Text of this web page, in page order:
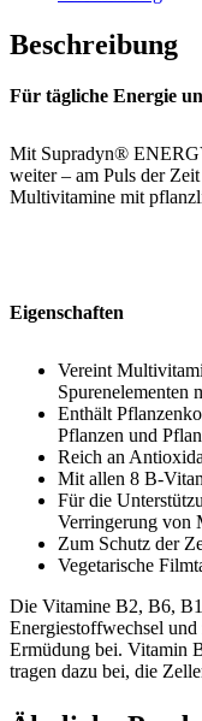
Beschreibung
Für tägliche Energie
Mit Supradyn®
weiter – am Puls der
Multivitamine mit
Eigenschaften
Vereint
Spurenelementen
Enthält
Pflanzen und
Reich an
Mit allen 8 B-
Für die
Verringerung von
Zum Schutz der
Vegetarische
Die Vitamine B2, B6,
Energiestoffwechsel
Ermüdung bei. Vitamin
tragen dazu bei, die